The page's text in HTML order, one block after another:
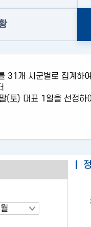
정보
정보
31개 시군별로 집계하
토) 대표 1일을 선정하